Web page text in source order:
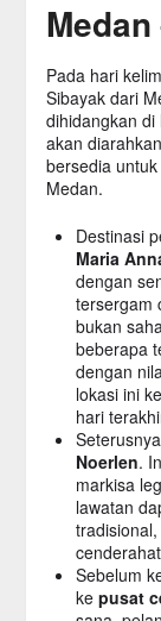
Pada hari
Sibayak dari
dihidangkan
akan
bersedia
Medan.
Destinasi
Maria
dengan
tersergam
bukan
beberapa
dengan
lokasi ini
hari
Noerlen.
markisa
lawatan
Sebelum
ke pusat